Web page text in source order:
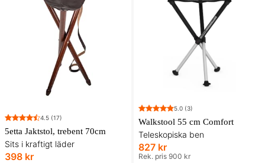
4.5 (17)
5etta Jaktstol, trebent 70cm
Sits i kraftigt läder
398 kr
5.0 (3)
Walkstool 55 cm Comfort
Teleskopiska ben
827 kr
Rek. pris 900 kr